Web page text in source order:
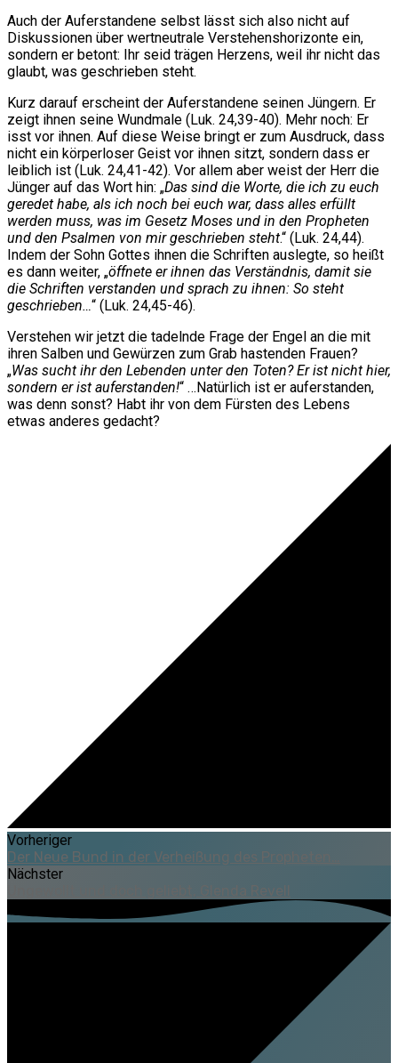
Auch der Auferstandene selbst lässt sich also nicht auf
Diskussionen über wertneutrale Verstehenshorizonte ein,
sondern er betont: Ihr seid trägen Herzens, weil ihr nicht das
glaubt, was geschrieben steht.
Kurz darauf erscheint der Auferstandene seinen Jüngern. Er
zeigt ihnen seine Wundmale (Luk. 24,39-40). Mehr noch: Er
isst vor ihnen. Auf diese Weise bringt er zum Ausdruck, dass
nicht ein körperloser Geist vor ihnen sitzt, sondern dass er
leiblich ist (Luk. 24,41-42). Vor allem aber weist der Herr die
Jünger auf das Wort hin: „Das sind die Worte, die ich zu euch
geredet habe, als ich noch bei euch war, dass alles erfüllt
werden muss, was im Gesetz Moses und in den Propheten
und den Psalmen von mir geschrieben steht.“ (Luk. 24,44).
Indem der Sohn Gottes ihnen die Schriften auslegte, so heißt
es dann weiter, „öffnete er ihnen das Verständnis, damit sie
die Schriften verstanden und sprach zu ihnen: So steht
geschrieben…“ (Luk. 24,45-46).
Verstehen wir jetzt die tadelnde Frage der Engel an die mit
ihren Salben und Gewürzen zum Grab hastenden Frauen?
„Was sucht ihr den Lebenden unter den Toten? Er ist nicht hier,
sondern er ist auferstanden!“ …Natürlich ist er auferstanden,
was denn sonst? Habt ihr von dem Fürsten des Lebens
etwas anderes gedacht?
Vorheriger
Der Neue Bund in der Verheißung des Propheten…
Nächster
Ungewollt und doch geliebt, Glenda Revell